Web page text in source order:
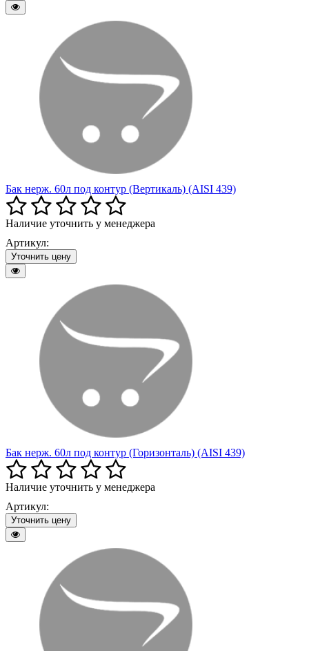
Бак нерж. 60л под контур (Вертикаль) (AISI 439)
Наличие уточнить у менеджера
Артикул:
Уточнить цену
Бак нерж. 60л под контур (Горизонталь) (AISI 439)
Наличие уточнить у менеджера
Артикул:
Уточнить цену